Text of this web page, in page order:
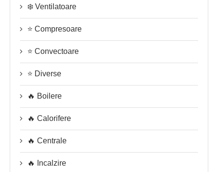
❄️ Ventilatoare
⭐ Compresoare
⭐ Convectoare
⭐ Diverse
🔥 Boilere
🔥 Calorifere
🔥 Centrale
🔥 Incalzire